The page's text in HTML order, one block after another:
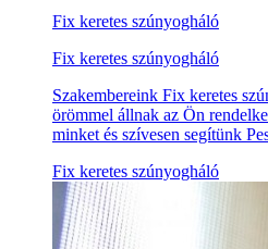
Fix keretes szúnyogháló
Fix keretes szúnyogháló
Szakembereink Fix keretes
örömmel állnak az Ön
minket és szívesen segítünk
Fix keretes szúnyogháló